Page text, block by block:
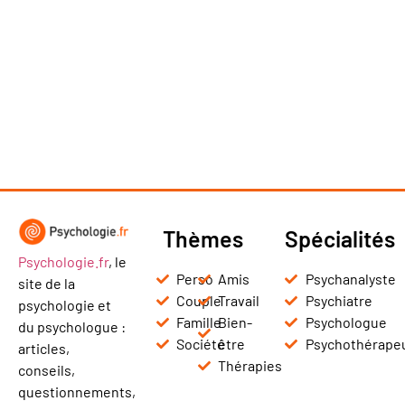
Psychologie.fr, le
site de la
psychologie et
du psychologue :
articles,
conseils,
questionnements,
Thèmes
Perso
Couple
Famille
Société
Amis
Travail
Bien-
être
Thérapies
Spécialités
Psychanalyste
Psychiatre
Psychologue